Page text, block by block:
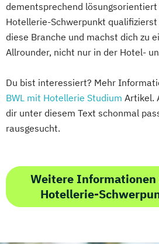
dementsprechend
Hotellerie-Schwerpunkt
diese Branche und machst dich zu
Allrounder, nicht nur in der Hotel-
Du bist interessiert? Mehr
BWL mit Hotellerie Studium Artikel.
dir unter diesem Text schonmal
rausgesucht.
Weitere Informationen
Hotellerie-